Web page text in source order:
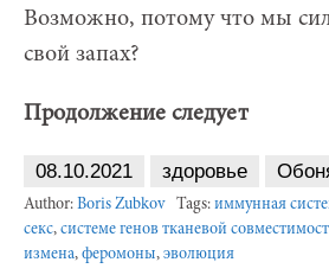
Возможно, потому что мы
свой запах?
Продолжение следует
08.10.2021 здоровье
Author: Boris Zubkov Tags: иммунная
секс, системе генов тканевой
измена, феромоны, эволюция